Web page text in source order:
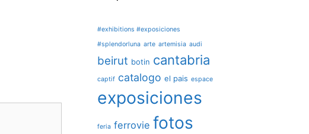
#exhibitions #exposiciones
#splendorluna arte artemisia audi
beirut botin cantabria
captif catalogo el pais espace
exposiciones
feria ferrovie fotos